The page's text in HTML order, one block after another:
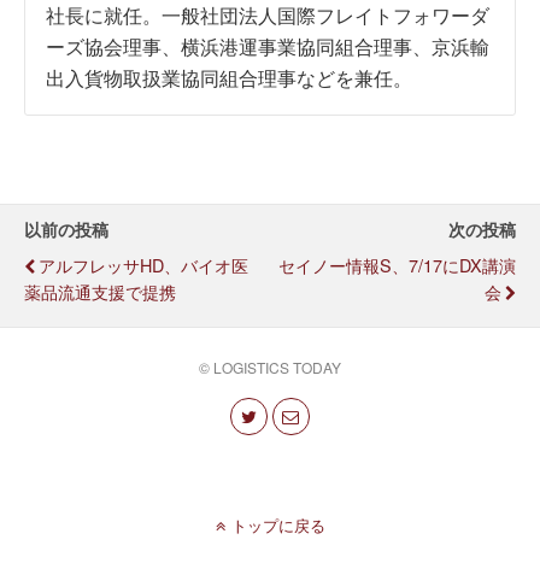
社長に就任。一般社団法人国際フレイトフォワーダ
ーズ協会理事、横浜港運事業協同組合理事、京浜輸
出入貨物取扱業協同組合理事などを兼任。
以前の投稿
アルフレッサHD、バイオ医
薬品流通支援で提携
次の投稿
セイノー情報S、7/17にDX講演
会
© LOGISTICS TODAY
トップに戻る